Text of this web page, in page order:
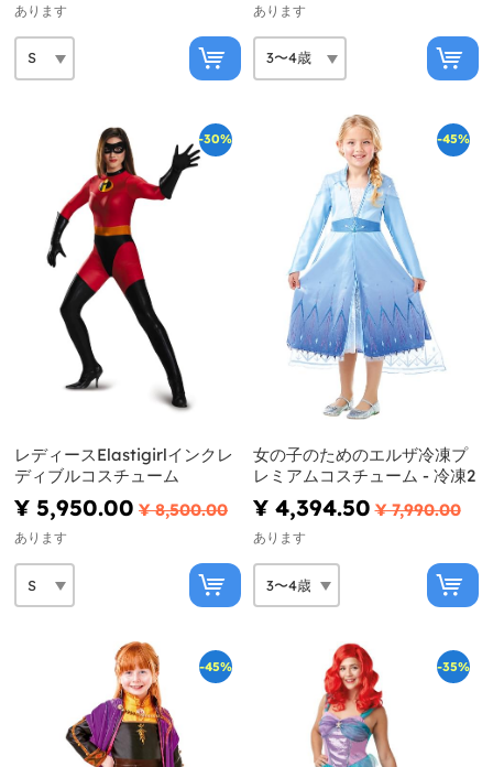
あります あります
-30%
レディースElastigirlインクレ
ディブルコスチューム
¥ 5,950.00 ¥ 8,500.00
あります
-45%
女の子のためのエルザ冷凍プ
レミアムコスチューム - 冷凍2
¥ 4,394.50 ¥ 7,990.00
あります
-45% -35%